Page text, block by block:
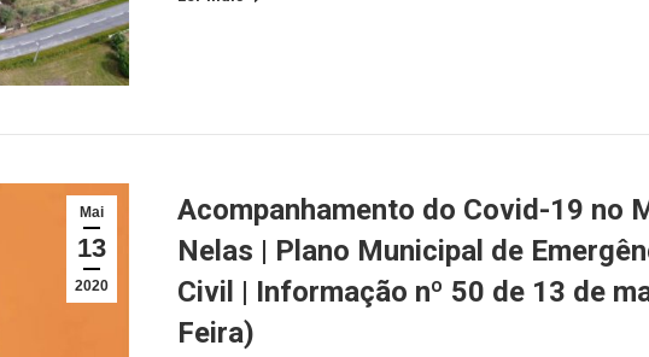
Mai
13
2020
Acompanhamento do Covid-19 no
Nelas | Plano Municipal de
Civil | Informação nº 50 de 13 de
Feira)